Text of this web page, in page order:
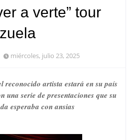
a verte” tour
miércoles, julio 23, 2025
reconocido artista estará en su país
una serie de presentaciones que su
esperaba con ansias